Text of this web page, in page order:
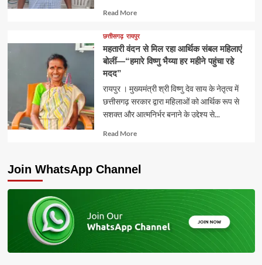
Read MoreRead
about
छत्तीसगढ़ रायपुर
महतारी वंदन से मिल रहा आर्थिक संबल महिलाएं
बोलीं—“हमारे विष्णु भैय्या हर महीने पहुंचा रहे
मदद”
रायपुर । मुख्यमंत्री श्री विष्णु देव साय के नेतृत्व में
छत्तीसगढ़ सरकार द्वारा महिलाओं को आर्थिक रूप से
सशक्त और आत्मनिर्भर बनाने के उद्देश्य से...
Read MoreRead
Join WhatsApp Channel